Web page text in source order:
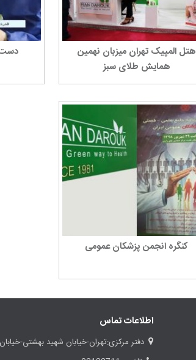
هتل المپیک تهران میزبان نهمین
همایش طلای سبز
دست
کنگره انجمن پزشکان عمومی
اطلاعات تماس
دفتر مرکزی:تهران-خیابان شهید بهشتی-